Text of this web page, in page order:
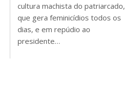
cultura machista do patriarcado,
que gera feminicídios todos os
dias, e em repúdio ao
presidente…